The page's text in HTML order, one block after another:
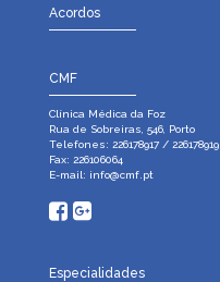
Acordos
CMF
Clínica Médica da Foz
Rua de Sobreiras, 546, Porto
Telefones: 226178917 / 226178919
Fax: 226106064
E-mail: info@cmf.pt
Especialidades